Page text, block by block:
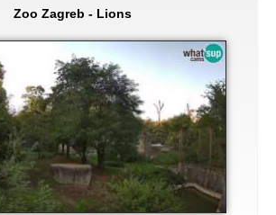
Zoo Zagreb - Lions